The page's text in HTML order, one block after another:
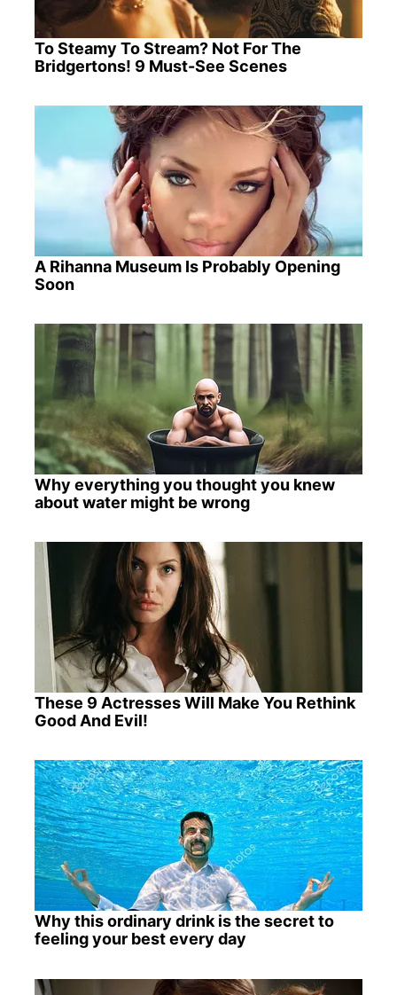
To Steamy To Stream? Not For The
Bridgertons! 9 Must-See Scenes
A Rihanna Museum Is Probably Opening
Soon
Why everything you thought you knew
about water might be wrong
These 9 Actresses Will Make You Rethink
Good And Evil!
Why this ordinary drink is the secret to
feeling your best every day